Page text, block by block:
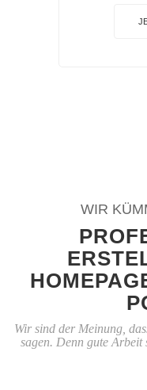
WIR
Wir sind der Meinung,
sagen. Denn gute Arbeit